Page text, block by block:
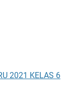
2021 KELAS 6